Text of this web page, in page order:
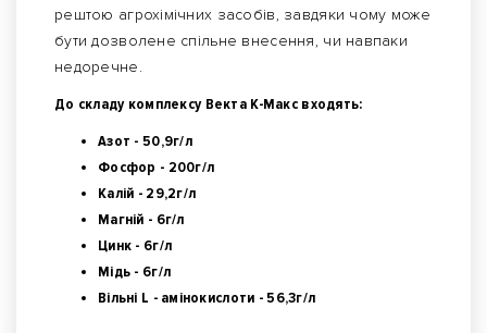
рештою агрохімічних засобів, завдяки чому може
бути дозволене спільне внесення, чи навпаки
недоречне.
До складу комплексу Векта К-Макс входять:
Азот - 50,9г/л
Фосфор - 200г/л
Калій - 29,2г/л
Магній - 6г/л
Цинк - 6г/л
Мідь - 6г/л
Вільні L - амінокислоти - 56,3г/л